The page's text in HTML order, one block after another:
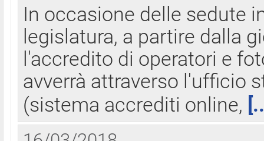
In occasione delle sedute
legislatura, a partire dalla
l'accredito di operatori e
avverrà attraverso l'ufficio
(sistema accrediti online,